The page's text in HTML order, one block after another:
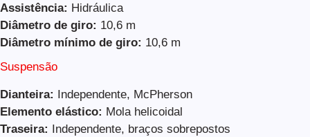
Assistência: Hidráulica
Diâmetro de giro: 10,6 m
Diâmetro mínimo de giro: 10,6 m
Suspensão
Dianteira: Independente, McPherson
Elemento elástico: Mola helicoidal
Traseira: Independente, braços sobrepostos